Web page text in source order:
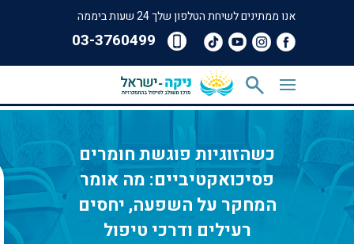
אנו ממתינים לשיחת הטלפון שלך 24 שעות ביממה
‎03-3760499
כשהזוגיות פוגשת חומרים
פסיכואקטיביים: מה אומר
המחקר על השפעה, יחסים
רעילים ודרכי טיפול